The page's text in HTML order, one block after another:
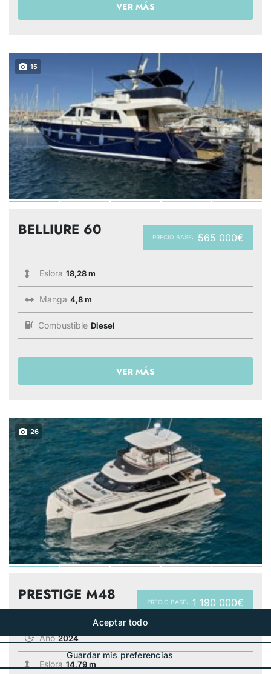
VER MÁS
15
PRECIO BASE: 565 000€
BELLIURE 60
Eslora 18,28 m
Manga 4,8 m
Combustible Diesel
VER MÁS
26
PRECIO BASE: 1 190 000€
PRESTIGE M48
Año 2024
Eslora 14,79 m